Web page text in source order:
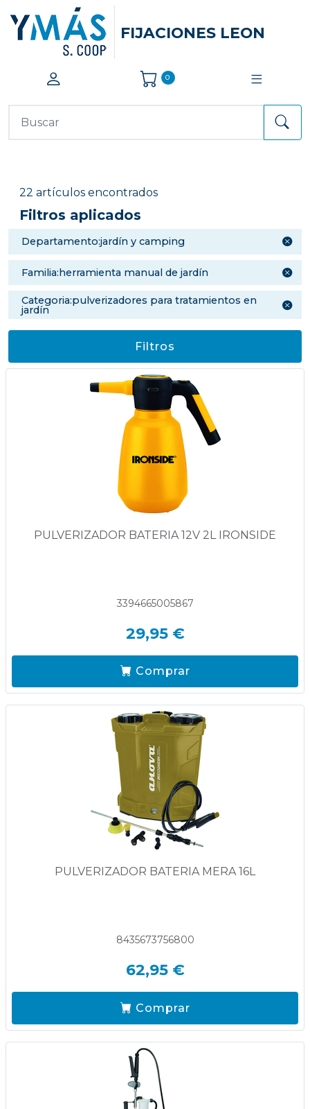
FIJACIONES LEON
0
22 artículos encontrados
Filtros aplicados
departamento:jardín y camping
familia:herramienta manual de jardín
categoria:pulverizadores para tratamientos en
jardín
Filtros
PULVERIZADOR BATERIA 12V 2L IRONSIDE
3394665005867
29,95 €
Comprar
PULVERIZADOR BATERIA MERA 16L
8435673756800
62,95 €
Comprar